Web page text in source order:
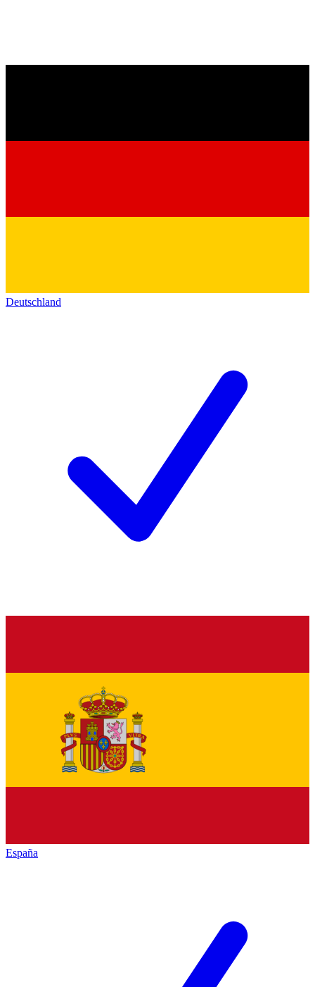
Deutschland
España